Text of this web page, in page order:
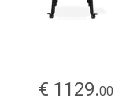
€ 1129.00